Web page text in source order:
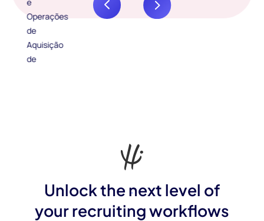
Unlock the next level of
your recruiting workflows